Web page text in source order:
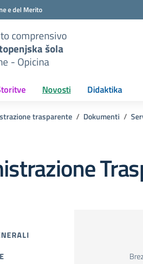
e del Merito
comprensivo
šola
- Opicina
Novosti Didaktika
trasparente Dokumenti